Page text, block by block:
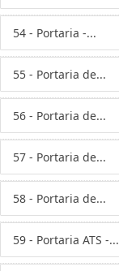
54 - Portaria -...
55 - Portaria de...
56 - Portaria de...
57 - Portaria de...
58 - Portaria de...
59 - Portaria ATS -...